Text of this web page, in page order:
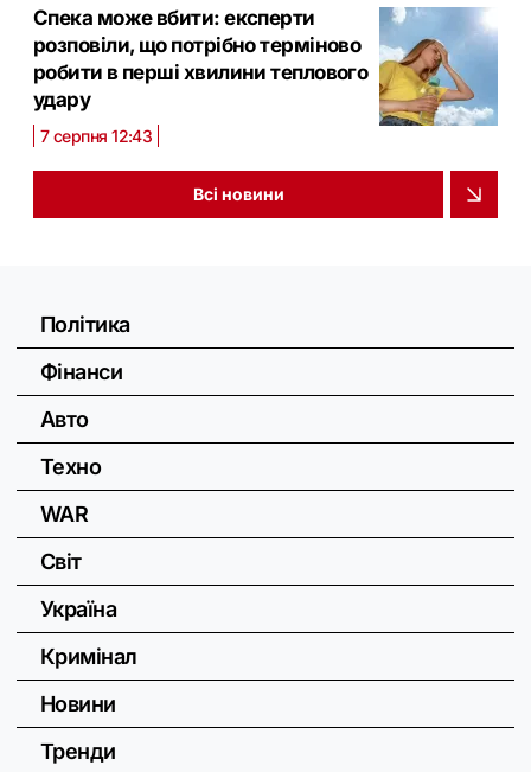
Спека може вбити: експерти
розповіли, що потрібно терміново
робити в перші хвилини теплового
удару
7 серпня 12:43
Всі новини
Політика
Фінанси
Авто
Техно
WAR
Світ
Україна
Кримінал
Новини
Тренди